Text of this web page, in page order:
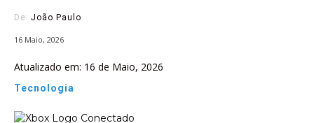
De: João Paulo
16 Maio, 2026
Atualizado em: 16 de Maio, 2026
Tecnologia